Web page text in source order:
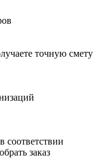
точную смету
соответствии
заказ